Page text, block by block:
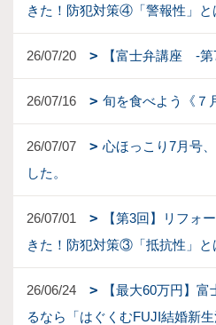
きた！防犯対策④「警報性」と
26/07/20 【富士弁講座 -第
26/07/16 旬を食べよう《７
26/07/07
心ほっこり7月号
した。
26/07/01
【第3回】リフォ
きた！防犯対策③「抵抗性」と
26/06/24
【最大60万円】
るなら「はぐくむFUJI結婚新